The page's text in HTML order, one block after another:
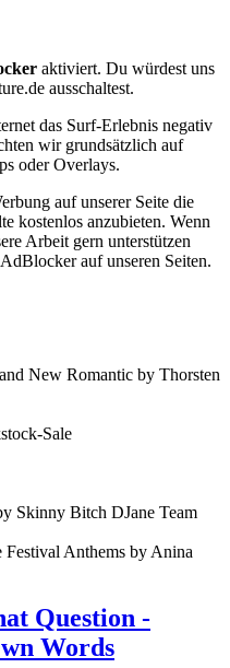
aktiviert. Du würdest uns
ausschaltest.
das Surf-Erlebnis negativ
wir grundsätzlich auf
oder Overlays.
auf unserer Seite die
kostenlos anzubieten. Wenn
Arbeit gern unterstützen
auf unseren Seiten.
New Romantic by Thorsten
Sale
Skinny Bitch DJane Team
Anthems by Anina
Question -
Words